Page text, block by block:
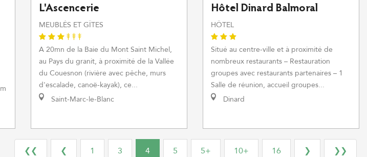
L'Ascencerie
MEUBLÉS ET GÎTES
A 20mn de la Baie du Mont Saint Michel,
au Pays du granit, à proximité de la Vallée
du Couesnon (rivière avec pêche, murs
d'escalade, canoë-kayak), ce...
Saint-Marc-le-Blanc
Hôtel Dinard Balmoral
HÔTEL
Situé au centre-ville et à proximité de
nombreux restaurants – Restauration
groupes avec restaurants partenaires – 1
Salle de réunion, accueil groupes...
Dinard
❮❮ ❮ 1 3 4 5 5+ 10+ 16 ❯ ❯❯